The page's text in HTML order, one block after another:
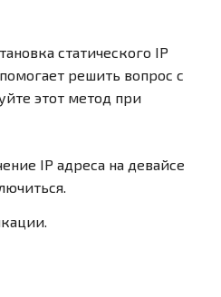
статического IP
решить вопрос с
этот метод при
IP адреса на девайсе